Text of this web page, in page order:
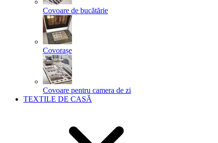
Covoare de bucătărie
Covorașe
Covoare pentru camera de zi
TEXTILE DE CASĂ